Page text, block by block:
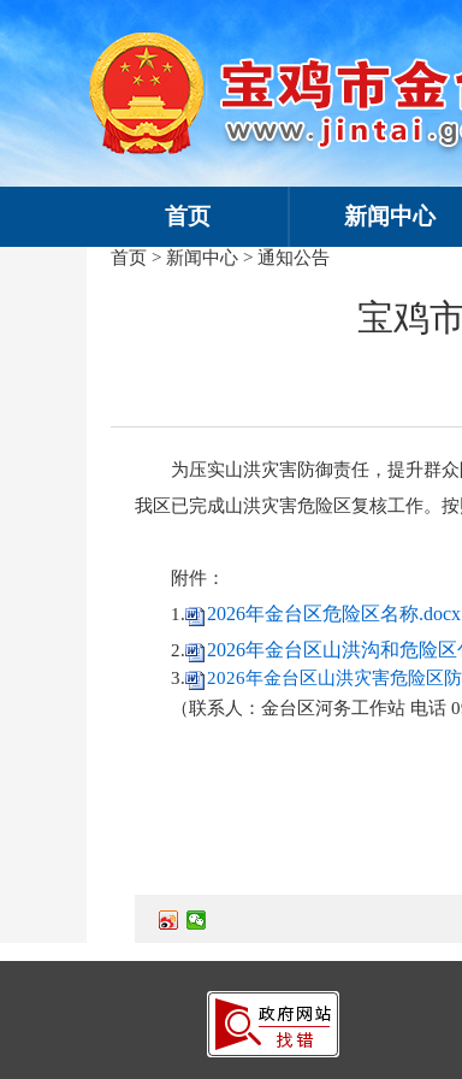
首页 新闻中心
首页 > 新闻中心 > 通知公告
宝鸡
为压实山洪灾害防御责任，提升群
我区已完成山洪灾害危险区复核工作。
附件：
1.
2026年金台区危险区名称.docx
2. 2026年金台区山洪沟和危险
3.
2026年金台区山洪灾害危险区
（联系人：金台区河务工作站 电话